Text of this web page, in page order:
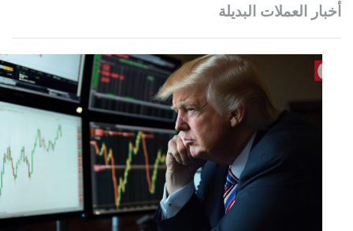
أخبار العملات البديلة